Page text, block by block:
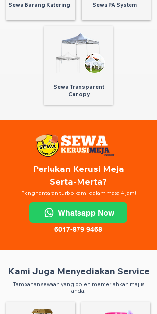
Sewa Barang Katering Sewa PA System
Sewa Transparent
Canopy
Perlukan Kerusi Meja
Serta-Merta?
Penghantaran turbo kami dalam masa 4 jam!
Whatsapp Now
6017-879 9468
Kami Juga Menyediakan Service
Tambahan sewaan yang boleh memeriahkan majlis
anda.